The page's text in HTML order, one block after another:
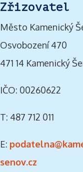
Zřizovatel
Město Kamenický
Osvobození 470
471 14 Kamenický
IČO: 00260622
T: 487 712 011
E:
senov.cz